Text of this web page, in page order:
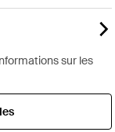
sur les